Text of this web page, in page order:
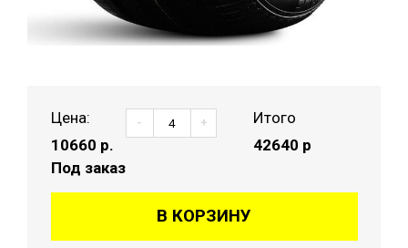
Цена:
10660 р.
Под заказ
- +
Итого
42640 р
В КОРЗИНУ